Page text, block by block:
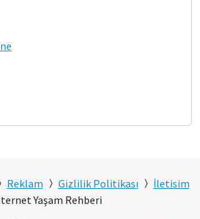
Reklam Gizlilik Politikası
İletisim
Yaşam Rehberi